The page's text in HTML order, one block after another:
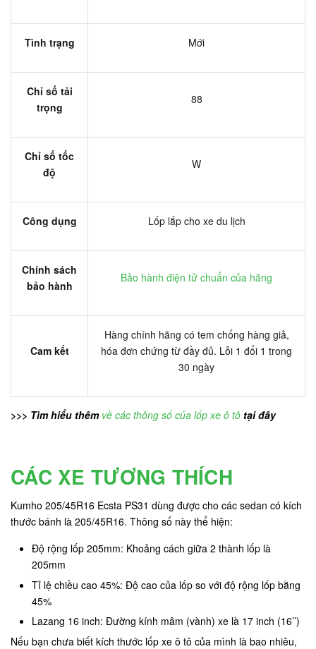
Tình trạng Mới
Chỉ số tải
trọng
88
Chỉ số tốc
độ
W
Công dụng Lốp lắp cho xe du lịch
Chính sách
bảo hành
Bảo hành điện tử chuẩn của hãng
Cam kết
Hàng chính hãng có tem chống hàng giả,
hóa đơn chứng từ đầy đủ. Lỗi 1 đổi 1 trong
30 ngày
>>> Tìm hiểu thêm về các thông số của lốp xe ô tô tại đây
CÁC XE TƯƠNG THÍCH
Kumho 205/45R16 Ecsta PS31 dùng được cho các sedan có kích
thước bánh là 205/45R16. Thông số này thể hiện:
Độ rộng lốp 205mm: Khoảng cách giữa 2 thành lốp là
205mm
Tỉ lệ chiều cao 45%: Độ cao của lốp so với độ rộng lốp bằng
45%
Lazang 16 inch: Đường kính mâm (vành) xe là 17 inch (16’’)
Nếu bạn chưa biết kích thước lốp xe ô tô của mình là bao nhiêu,